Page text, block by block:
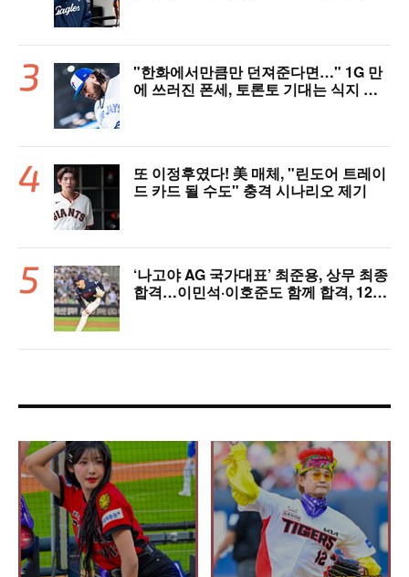
"한화에서만큼만 던져준다면…" 1G 만
에 쓰러진 폰세, 토론토 기대는 식지 않
또 이정후였다! 美 매체, "린도어 트레이
드 카드 될 수도" 충격 시나리오 제기
‘나고야 AG 국가대표’ 최준용, 상무 최종
합격…이민석·이호준도 함께 합격, 12월